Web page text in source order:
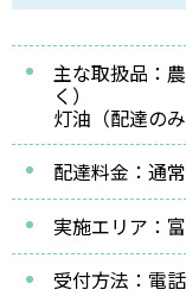
主な取扱品：
く）
灯油（配達のみ
配達料金：通
実施エリア：
受付方法：電